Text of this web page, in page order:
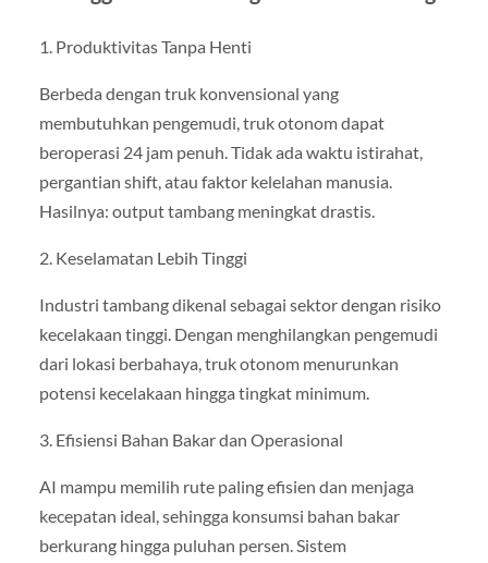
1. Produktivitas Tanpa Henti
Berbeda dengan truk konvensional yang
membutuhkan pengemudi, truk otonom dapat
beroperasi 24 jam penuh. Tidak ada waktu istirahat,
pergantian shift, atau faktor kelelahan manusia.
Hasilnya: output tambang meningkat drastis.
2. Keselamatan Lebih Tinggi
Industri tambang dikenal sebagai sektor dengan risiko
kecelakaan tinggi. Dengan menghilangkan pengemudi
dari lokasi berbahaya, truk otonom menurunkan
potensi kecelakaan hingga tingkat minimum.
3. Efisiensi Bahan Bakar dan Operasional
AI mampu memilih rute paling efisien dan menjaga
kecepatan ideal, sehingga konsumsi bahan bakar
berkurang hingga puluhan persen. Sistem